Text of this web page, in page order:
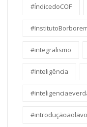
#ÍndicedoCOF
#integralismo
#Inteligência